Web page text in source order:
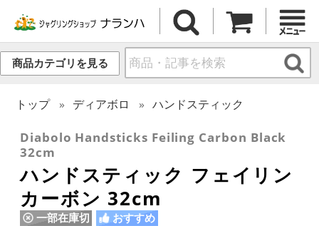
商品カテゴリを見る
トップ ディアボロ ハンドスティック
Diabolo Handsticks Feiling Carbon Black
32cm
ハンドスティック フェイリン
カーボン 32cm
一部在庫切 おすすめ